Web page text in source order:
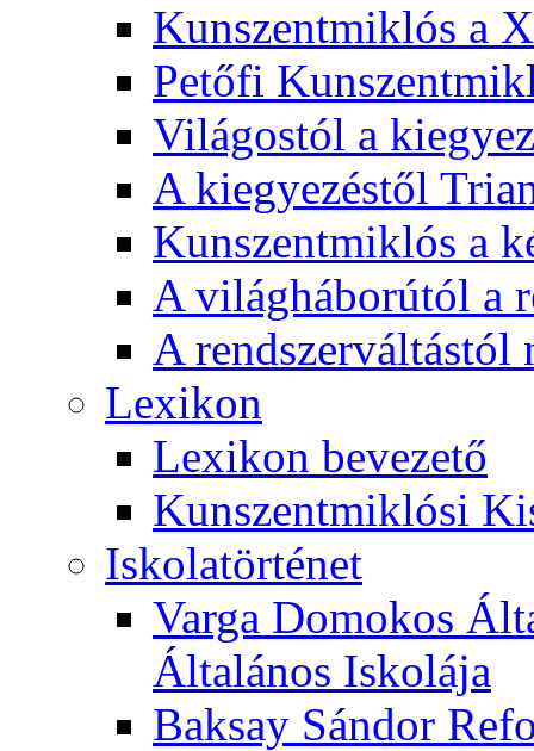
Kunszentmiklós a
Petőfi
Világostól a
A kiegyezéstől
Kunszentmiklós a
A világháborútól a
A rendszerváltástól
Lexikon
Lexikon bevezető
Kunszentmiklósi
Iskolatörténet
Varga Domokos
Általános Iskolája
Baksay Sándor